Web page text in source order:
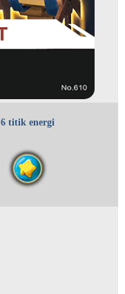
6 titik energi